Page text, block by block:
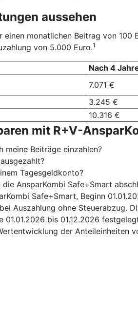
aussehen
einen monatlichen Beitrag von
von 5.000 Euro.1
Nach 4
7.071 €
3.245 €
10.316 €
mit R+V-
meine Beiträge einzahlen?
Tagesgeldkonto?
AnsparKombi Safe+Smart
Safe+Smart, Beginn
Auszahlung ohne Steuerabzug.
01.01.2026 bis 01.12.2026
der Anteileinheiten